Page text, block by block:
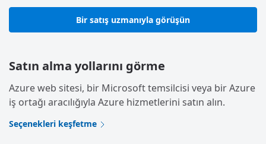
Bir satış uzmanıyla görüşün
Satın alma yollarını görme
Azure web sitesi, bir Microsoft temsilcisi veya bir Azure
iş ortağı aracılığıyla Azure hizmetlerini satın alın.
Seçenekleri keşfetme